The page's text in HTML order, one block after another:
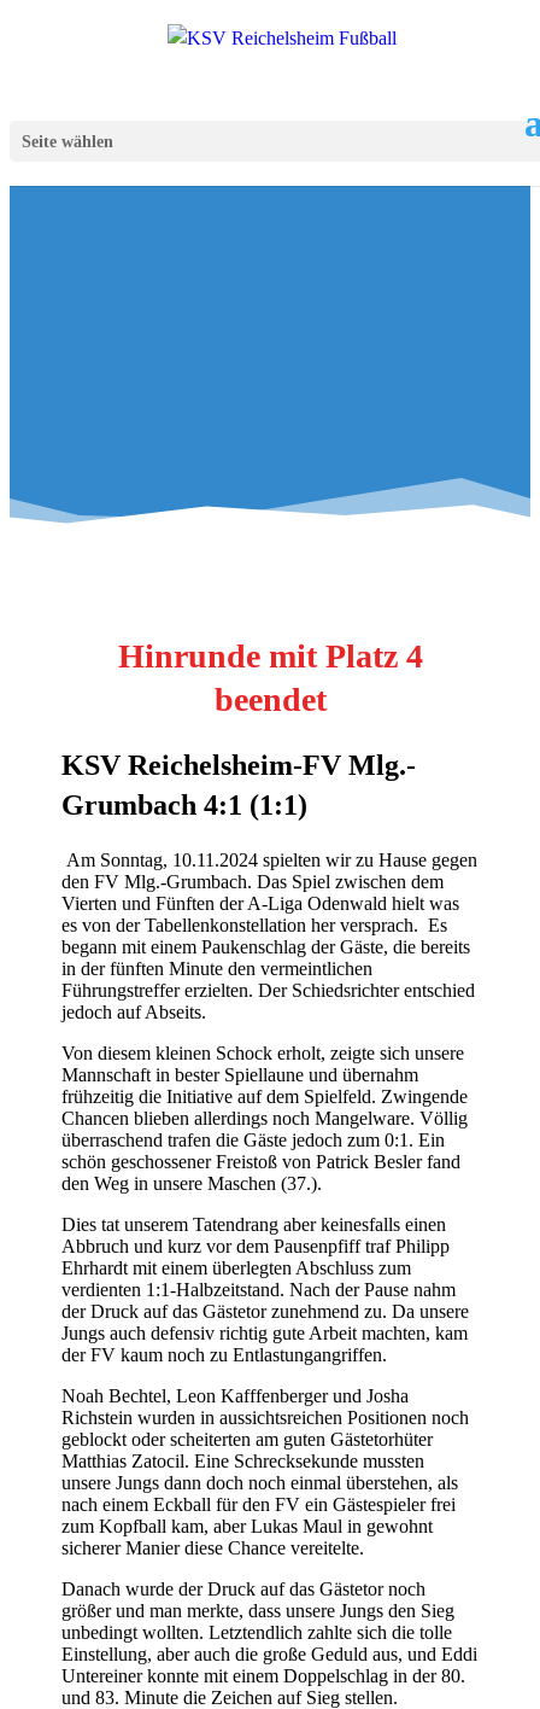
Seite wählen
Hinrunde mit Platz 4
beendet
KSV Reichelsheim-FV Mlg.-
Grumbach 4:1 (1:1)
Am Sonntag, 10.11.2024 spielten wir zu Hause gegen
den FV Mlg.-Grumbach. Das Spiel zwischen dem
Vierten und Fünften der A-Liga Odenwald hielt was
es von der Tabellenkonstellation her versprach. Es
begann mit einem Paukenschlag der Gäste, die bereits
in der fünften Minute den vermeintlichen
Führungstreffer erzielten. Der Schiedsrichter entschied
jedoch auf Abseits.
Von diesem kleinen Schock erholt, zeigte sich unsere
Mannschaft in bester Spiellaune und übernahm
frühzeitig die Initiative auf dem Spielfeld. Zwingende
Chancen blieben allerdings noch Mangelware. Völlig
überraschend trafen die Gäste jedoch zum 0:1. Ein
schön geschossener Freistoß von Patrick Besler fand
den Weg in unsere Maschen (37.).
Dies tat unserem Tatendrang aber keinesfalls einen
Abbruch und kurz vor dem Pausenpfiff traf Philipp
Ehrhardt mit einem überlegten Abschluss zum
verdienten 1:1-Halbzeitstand. Nach der Pause nahm
der Druck auf das Gästetor zunehmend zu. Da unsere
Jungs auch defensiv richtig gute Arbeit machten, kam
der FV kaum noch zu Entlastungangriffen.
Noah Bechtel, Leon Kafffenberger und Josha
Richstein wurden in aussichtsreichen Positionen noch
geblockt oder scheiterten am guten Gästetorhüter
Matthias Zatocil. Eine Schrecksekunde mussten
unsere Jungs dann doch noch einmal überstehen, als
nach einem Eckball für den FV ein Gästespieler frei
zum Kopfball kam, aber Lukas Maul in gewohnt
sicherer Manier diese Chance vereitelte.
Danach wurde der Druck auf das Gästetor noch
größer und man merkte, dass unsere Jungs den Sieg
unbedingt wollten. Letztendlich zahlte sich die tolle
Einstellung, aber auch die große Geduld aus, und Eddi
Untereiner konnte mit einem Doppelschlag in der 80.
und 83. Minute die Zeichen auf Sieg stellen.